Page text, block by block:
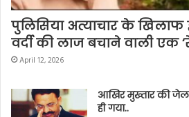
पुलिसिया अत्याचार के खिलाफ
वर्दी की लाज बचाने वाली एक
April 12, 2026
आखिर मुख्तार की
ही गया..